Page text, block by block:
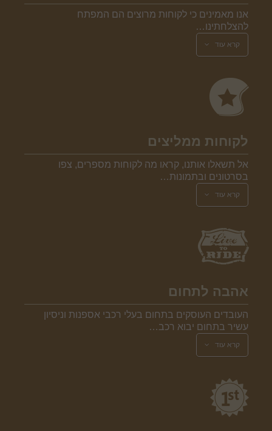
אנו מאמינים כי לקוחות מרוצים הם המפתח
להצלחתינו…
קרא עוד
לקוחות ממליצים
אל תשאלו אותנו, קראו מה לקוחות מספרים, צפו
בסרטונים ובתמונות…
קרא עוד
אהבה לתחום
העובדים העוסקים בתחום בעלי רכבי אספנות וניסיון
עשיר בתחום יבוא רכב…
קרא עוד